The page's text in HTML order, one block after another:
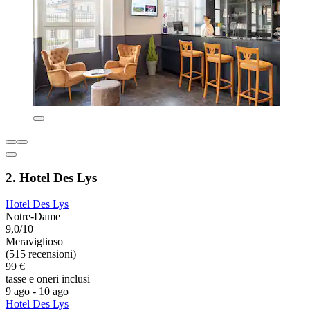
2. Hotel Des Lys
Hotel Des Lys
Notre-Dame
9,0/10
Meraviglioso
(515 recensioni)
99 €
tasse e oneri inclusi
9 ago - 10 ago
Hotel Des Lys